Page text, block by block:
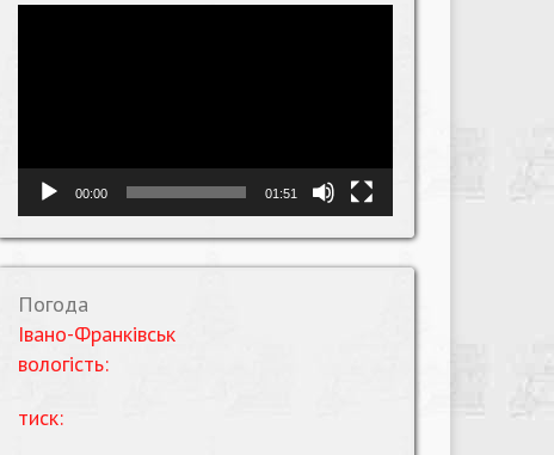
00:00 01:51
Погода
Івано-Франківськ
вологість:
тиск: